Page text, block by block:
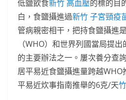
低鹽飲食新竹 高血壓的標的目
白，食鹽攝進過新竹 子宮頸疫
管病親密相干，把持食鹽攝進
（WHO）和世界列國當局提
的主要辦法之一。屢次養分查
居平易近食鹽攝進量跨越
平易近炊事指南推舉的6克/天